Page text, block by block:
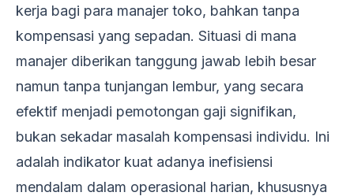
kerja bagi para manajer toko, bahkan tanpa
kompensasi yang sepadan. Situasi di mana
manajer diberikan tanggung jawab lebih besar
namun tanpa tunjangan lembur, yang secara
efektif menjadi pemotongan gaji signifikan,
bukan sekadar masalah kompensasi individu. Ini
adalah indikator kuat adanya inefisiensi
mendalam dalam operasional harian, khususnya